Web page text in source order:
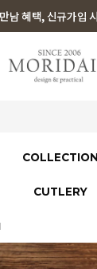
남 혜택, 신규가입
COLLECTION
CUTLERY